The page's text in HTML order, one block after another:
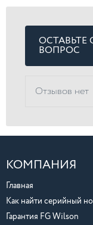
ОСТАВЬТЕ
ВОПРОС
Отзывов нет
КОМПАНИЯ
Главная
Как найти серийный
Гарантия FG Wilson